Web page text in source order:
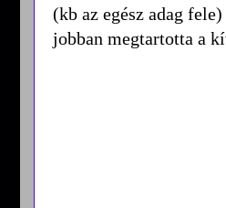
(kb az egész adag
jobban megtartotta a